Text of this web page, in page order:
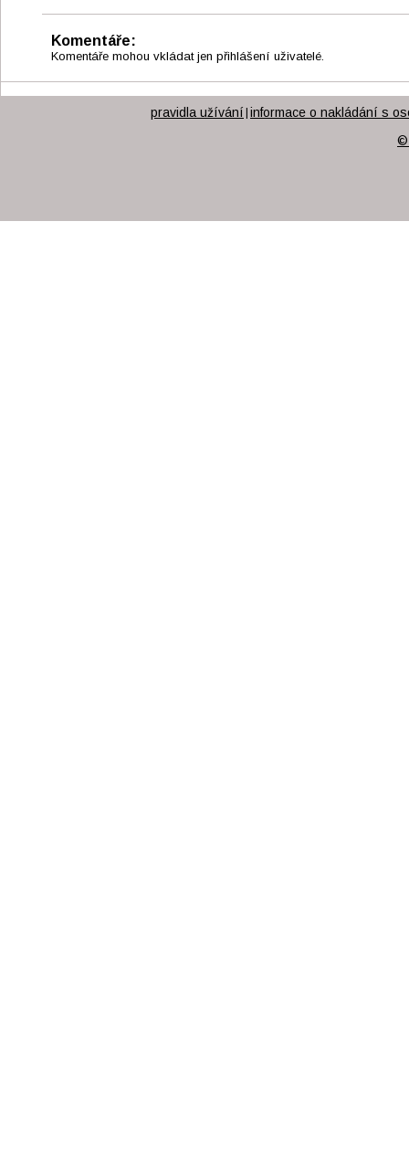
Komentáře:
Komentáře mohou vkládat jen přihlášení uživatelé.
pravidla užívání informace o nakládání s
©